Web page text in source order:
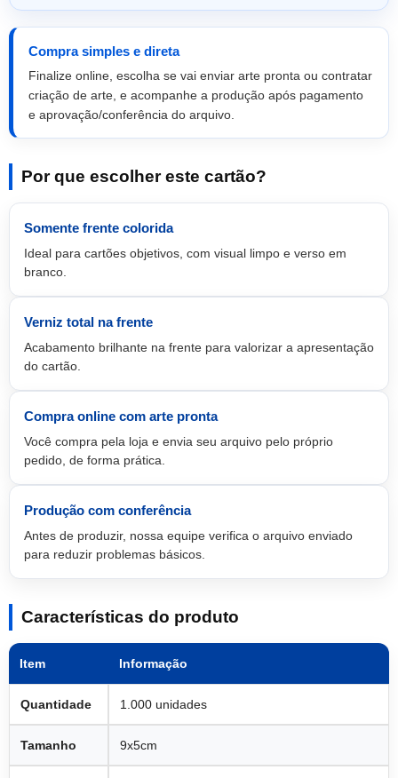
Compra simples e direta
Finalize online, escolha se vai enviar arte pronta ou contratar
criação de arte, e acompanhe a produção após pagamento
e aprovação/conferência do arquivo.
Por que escolher este cartão?
Somente frente colorida
Ideal para cartões objetivos, com visual limpo e verso em
branco.
Verniz total na frente
Acabamento brilhante na frente para valorizar a apresentação
do cartão.
Compra online com arte pronta
Você compra pela loja e envia seu arquivo pelo próprio
pedido, de forma prática.
Produção com conferência
Antes de produzir, nossa equipe verifica o arquivo enviado
para reduzir problemas básicos.
Características do produto
Item Informação
Quantidade 1.000 unidades
Tamanho 9x5cm